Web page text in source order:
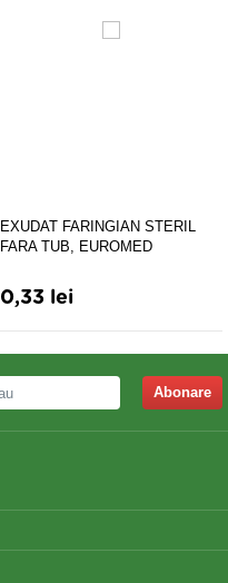
EXUDAT FARINGIAN STERIL
FARA TUB, EUROMED
0,33 lei
Abonare